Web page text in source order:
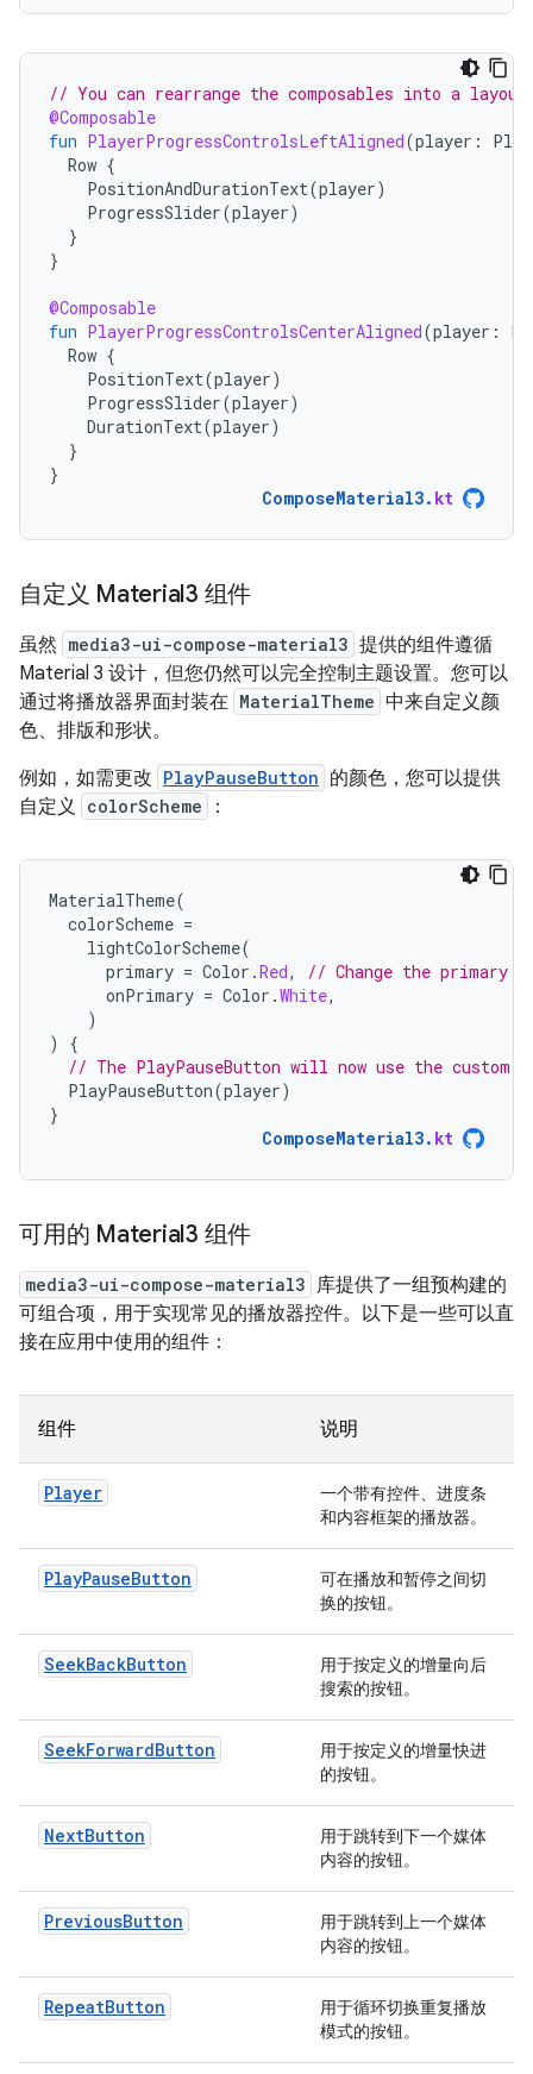
// You can rearrange the composables into a
@Composable
fun PlayerProgressControlsLeftAligned(player :
Row {
PositionAndDurationText(player)
ProgressSlider(player)
}
}
@Composable
fun PlayerProgressControlsCenterAligned(player :
Row {
PositionText(player)
ProgressSlider(player)
DurationText(player)
}
}
ComposeMaterial3. kt
自定义 Material3 组件
虽然 media3-ui-compose-material3 提供的组件遵循
Material 3 设计，但您仍然可以完全控制主题设置。您可以
通过将播放器界面封装在 MaterialTheme 中来自定义颜
色、排版和形状。
例如，如需更改 PlayPauseButton 的颜色，您可以提供
自定义 colorScheme ：
MaterialTheme(
colorScheme =
lightColorScheme(
primary = Color .Red,
// Change the primary
onPrimary = Color .White,
)
)
{
// The PlayPauseButton will now use the custom
PlayPauseButton(player)
}
ComposeMaterial3. kt
可用的 Material3 组件
media3-ui-compose-material3 库提供了一组预构建的
可组合项，用于实现常见的播放器控件。以下是一些可以直
接在应用中使用的组件：
组件 说明
Player
一个带有控件、进度条
和内容框架的播放器。
PlayPauseButton
可在播放和暂停之间切
换的按钮。
SeekBackButton
用于按定义的增量向后
搜索的按钮。
SeekForwardButton
用于按定义的增量快进
的按钮。
NextButton
用于跳转到下一个媒体
内容的按钮。
PreviousButton
用于跳转到上一个媒体
内容的按钮。
RepeatButton
用于循环切换重复播放
模式的按钮。